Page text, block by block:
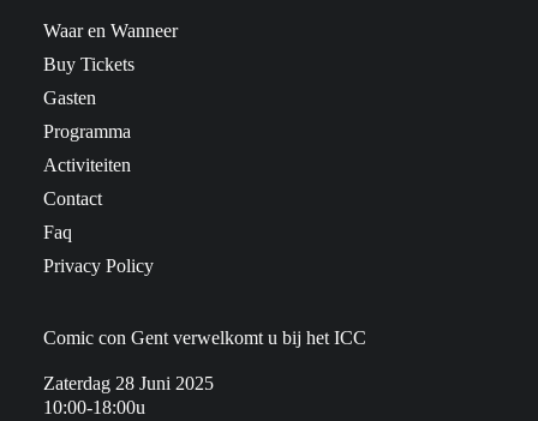
Waar en Wanneer
Buy Tickets
Gasten
Programma
Activiteiten
Contact
Faq
Privacy Policy
Comic con Gent verwelkomt u bij het ICC
Zaterdag 28 Juni 2025
10:00-18:00u